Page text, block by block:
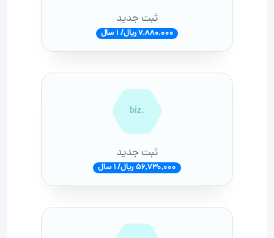
ثبت جدید
7,880,000 ریال/ 1 سال
.biz
ثبت جدید
56,730,000 ریال/ 1 سال